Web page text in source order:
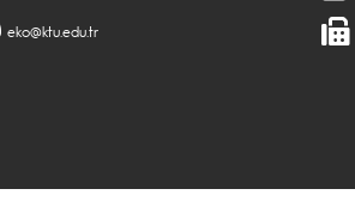
eko@ktu.edu.tr